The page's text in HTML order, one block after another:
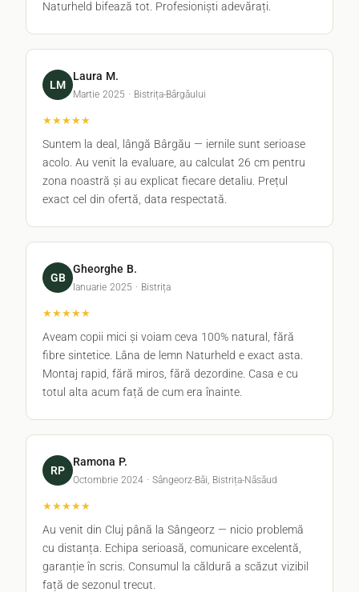
Naturheld bifează tot. Profesioniști adevărați.
LM
Laura M.
Martie 2025 · Bistrița-Bârgăului
★★★★★
Suntem la deal, lângă Bârgău — iernile sunt serioase
acolo. Au venit la evaluare, au calculat 26 cm pentru
zona noastră și au explicat fiecare detaliu. Prețul
exact cel din ofertă, data respectată.
GB
Gheorghe B.
Ianuarie 2025 · Bistrița
★★★★★
Aveam copii mici și voiam ceva 100% natural, fără
fibre sintetice. Lâna de lemn Naturheld e exact asta.
Montaj rapid, fără miros, fără dezordine. Casa e cu
totul alta acum față de cum era înainte.
RP
Ramona P.
Octombrie 2024 · Sângeorz-Băi, Bistrița-Năsăud
★★★★★
Au venit din Cluj până la Sângeorz — nicio problemă
cu distanța. Echipa serioasă, comunicare excelentă,
garanție în scris. Consumul la căldură a scăzut vizibil
față de sezonul trecut.